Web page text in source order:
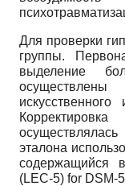
Для проверки
группы.
выделение
эталона
содержащийся
(LEC-5) for DSM-